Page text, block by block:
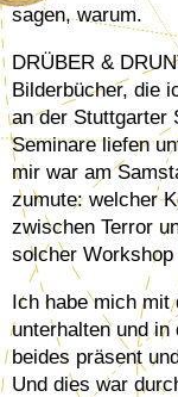
sagen, warum.
DRÜBER &
Bilderbücher, die
an der Stuttgarter
Seminare liefen
mir war am
zumute: welcher
zwischen Terror
solcher
Ich habe mich mit
unterhalten und
beides präsent
Und dies war